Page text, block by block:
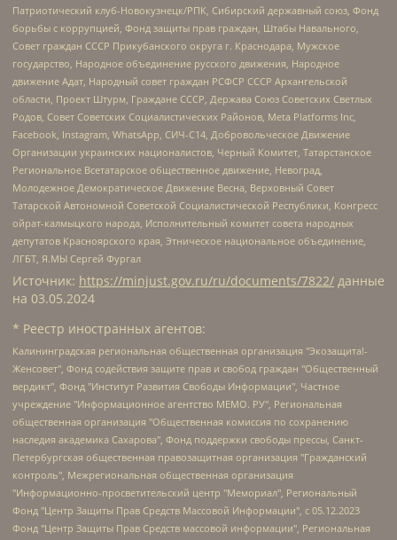
Патриотический клуб-Новокузнецк/РПК, Сибирский державный союз, Фонд
борьбы с коррупцией, Фонд защиты прав граждан, Штабы Навального,
Совет граждан СССР Прикубанского округа г. Краснодара, Мужское
государство, Народное объединение русского движения, Народное
движение Адат, Народный совет граждан РСФСР СССР Архангельской
области, Проект Штурм, Граждане СССР, Держава Союз Советских Светлых
Родов, Совет Советских Социалистических Районов, Meta Platforms Inc,
Facebook, Instagram, WhatsApp, СИЧ-С14, Добровольческое Движение
Организации украинских националистов, Черный Комитет, Татарстанское
Региональное Всетатарское общественное движение, Невоград,
Молодежное Демократическое Движение Весна, Верховный Совет
Татарской Автономной Советской Социалистической Республики, Конгресс
ойрат-калмыцкого народа, Исполнительный комитет совета народных
депутатов Красноярского края, Этническое национальное объединение,
ЛГБТ, Я.МЫ Сергей Фургал
Источник: https://minjust.gov.ru/ru/documents/7822/ данные
на 03.05.2024
* Реестр иностранных агентов:
Калининградская региональная общественная организация "Экозащита!-Женсовет", Фонд содействия защите прав и свобод граждан "Общественный вердикт", Фонд "Институт Развития Свободы Информации", Частное учреждение "Информационное агентство МЕМО. РУ", Региональная общественная организация "Общественная комиссия по сохранению наследия академика Сахарова", Фонд поддержки свободы прессы, Санкт-Петербургская общественная правозащитная организация "Гражданский контроль", Межрегиональная общественная организация "Информационно-просветительский центр "Мемориал", Региональный Фонд "Центр Защиты Прав Средств Массовой Информации", с 05.12.2023 Фонд "Центр Защиты Прав Средств массовой информации", Региональная общественная благотворительная организация помощи беженцам и мигрантам "Гражданское содействие", Негосударственное образовательное учреждение дополнительного профессионального образования (повышение квалификации) специалистов "АКАДЕМИЯ ПО ПРАВАМ ЧЕЛОВЕКА", Свердловская региональная общественная организация "Сутяжник", Автономная некоммерческая организация "Центр независимых социологических исследований", Союз общественных объединений "Российский исследовательский центр по правам человека", Региональное общественное учреждение научно-информационный центр "МЕМОРИАЛ", Некоммерческая организация "Фонд защиты гласности", Автономная некоммерческая организация "Институт прав человека", Городская общественная организация "Екатеринбургское общество "МЕМОРИАЛ", Городская общественная организация "Рязанское историко-просветительское и правозащитное общество "Мемориал" (Рязанский Мемориал), Челябинский региональный орган общественной самодеятельности – женское общественное объединение "Женщины Евразии", Челябинский региональный орган общественной самодеятельности "Уральская правозащитная группа", Фонд содействия защите здоровья и социальной справедливости имени Андрея Рылькова, Автономная Некоммерческая Организация "Аналитический Центр Юрия Левады", Автономная некоммерческая организация социальной поддержки населения "Проект Апрель", Региональная общественная организация помощи женщинам и детям, находящимся в кризисной ситуации "Информационно-методический центр "Анна", Фонд содействия развитию массовых коммуникаций и правовому просвещению "Так-так-Так", Фонд содействия устойчивому развитию "Серебряная тайга", Свердловский региональный общественный фонд социальных проектов "Новое время", "Idel.Реалии", Кавказ.Реалии, Крым.Реалии, Телеканал Настоящее Время, Татаро-башкирская служба Радио Свобода (Azatliq Radiosi), Радио Свободная Европа/Радио Свобода (PCE/PC), "Сибирь.Реалии", "Фактограф", Благотворительный фонд помощи осужденным и их семьям, Автономная некоммерческая организация "Институт глобализации и социальных движений", Фонд "В защиту прав заключенных", Частное учреждение "Центр поддержки и содействия развитию средств массовой информации", Пензенский региональный общественный благотворительный фонд "Гражданский союз", "Север.Реалии", Некоммерческая организация Фонд "Правовая инициатива", Общество с ограниченной ответственностью "Радио Свободная Европа/Радио Свобода", Чешское информационное агентство "MEDIUM-ORIENT", Красноярская региональная общественная организация "Мы против СПИДа", Камалягин Денис Николаевич, Маркелов Сергей Евгеньевич, Пономарев Лев Александрович, Савицкая Людмила Алексеевна, Автономная некоммерческая организация "Центр по работе с проблемой насилия "НАСИЛИЮ.НЕТ", Межрегиональный профессиональный союз работников здравоохранения "Альянс врачей", Юридическое лицо, зарегистрированное в Латвийской Республике, SIA "Medusa Project" (регистрационный номер 40103797863, дата регистрации 10.06.2014), Некоммерческая организация "Фонд по борьбе с коррупцией", Автономная некоммерческая организация "Институт права и публичной политики", Баданин Роман Сергеевич, Гликин Максим Александрович, Железнова Мария Михайловна, Лукьянова Юлия Сергеевна, Маетная Елизавета Витальевна, Маняхин Петр Борисович, Чуракова Ольга Владимировна, Ярош Юлия Петровна, Юридическое лицо "The Insider SIA", зарегистрированное в Риге, Латвийская Республика (дата регистрации 26.06.2015), являющееся администратором доменного имени интернет-издания "The Insider SIA", https://theins.ru, Постернак Алексей Евгеньевич, Рубин Михаил Аркадьевич, Анин Роман Александрович, Юридическое лицо Istories fonds, зарегистрированное в Латвийской Республике (регистрационный номер 50008295751, дата регистрации 24.02.2020), Великовский Дмитрий Александрович, Долинина Ирина Николаевна, Мароховская Алеся Алексеевна, Шлейнов Роман Юрьевич, Шмагун Олеся Валентиновна, Общество с ограниченной ответственностью "Альтаир 2021", Общество с ограниченной ответственностью "Вега 2021", Общество с ограниченной ответственностью "Главный редактор 2021", Общество с ограниченной ответственностью "Ромашки монолит", Важенков Артем Валерьевич, Ивановская областная общественная организация "Центр гендерных исследований", Гурман Юрий Альбертович, Медиапроект "ОВД-Инфо", Егоров Владимир Владимирович, Жилинский Владимир Александрович, Общество с ограниченной ответственностью "ЗП", Иванова София Юрьевна, Карезина Инна Павловна, Кильтау Екатерина Викторовна, Петров Алексей Викторович, Пискунов Сергей Евгеньевич, Смирнов Сергей Сергеевич, Тихонов Михаил Сергеевич, Общество с ограниченной ответственностью "ЖУРНАЛИСТ-ИНОСТРАННЫЙ АГЕНТ", Арапова Галина Юрьевна, Вольтская Татьяна Анатольевна, Американская компания "Mason G.E.S. Anonymous Foundation" (США), являющаяся владельцем интернет-издания https://mnews.world/, Компания "Stichting Bellingcat", зарегистрированная в Нидерландах (дата регистрации 11.07.2018), Захаров Андрей Вячеславович, Клепиковская Екатерина Дмитриевна, Общество с ограниченной ответственностью "МЕМО", Перл Роман Александрович, Симонов Евгений Алексеевич, Соловьева Елена Анатольевна, Сотников Даниил Владимирович, Сурначева Елизавета Дмитриевна, Автономная некоммерческая организация по защите прав человека и информированию населения "Якутия – Наше Мнение", Общество с ограниченной ответственностью "Москоу диджитал медиа", с 26.01.2023 Общество с ограниченной ответственностью "Чайка Белые сады", Ветошкина Валерия Валерьевна, Заговора Максим Александрович, Межрегиональное общественное движение "Российская ЛГБТ - сеть", Оленичев Максим Владимирович, Павлов Иван Юрьевич, Скворцова Елена Сергеевна, Общество с ограниченной ответственностью "Как бы инагент", Кочетков Игорь Викторович, Общество с ограниченной ответственностью "Честные выборы", Еланчик Олег Александрович, Общество с ограниченной ответственностью "Нобелевский призыв", Гималова Регина Эмилевна, Григорьев Андрей Валерьевич, Григорьева Алина Александровна, Ассоциация по содействию защите прав призывников, альтернативнослужащих и военнослужащих "Правозащитная группа "Гражданин.Армия.Право", Хисамова Регина Фаритовна, Автономная некоммерческая организация по реализации социально-правовых программ "Лилит", Дальневосточное общественное движение "Маяк", Санкт-Петербургская ЛГБТ-инициативная группа "Выход", Инициативная группа ЛГБТ+ "Реверс", Алексеев Андрей Викторович, Бекбулатова Таисия Львовна, Беляев Иван Михайлович, Владыкина Елена Сергеевна, Гельман Марат Александрович, Никульшина Вероника Юрьевна, Толоконникова Надежда Андреевна, Шендерович Виктор Анатольевич, Общество с ограниченной ответственностью "Данное сообщение", Общество с ограниченной ответственностью Издательский дом "Новая глава", Айнбиндер Александра Александровна, Московский комьюнити-центр для ЛГБТ+инициатив, Благотворительный фонд развития филантропии, Deutsche Welle (Германия, Kurt-Schumacher-Strasse 3, 53113 Bonn), Борзунова Мария Михайловна, Воробьев Виктор Викторович, Голубева Анна Львовна, Константинова Алла Михайловна, Малкова Ирина Владимировна, Мурадов Мурад Абдулгалимович, Осетинская Елизавета Николаевна, Понасенков Евгений Николаевич, Ганапольский Матвей Юрьевич, Киселев Евгений Алексеевич, Борухович Ирина Григорьевна, Дремин Иван Тимофеевич, Дубровский Дмитрий Викторович, Красноярская региональная общественная организация поддержки и развития альтернативных образовательных технологий и межкультурных коммуникаций "ИНТЕРРА", Маяковская Екатерина Алексеевна, Фейгин Марк Захарович, Филимонов Андрей Викторович, Дзугкоева Регина Николаевна, Доброхотов Роман Александрович, Дудь Юрий Александрович, Елкин Сергей Владимирович, Кругликов Кирилл Игоревич, Сабунаева Мария Леонидовна, Семенов Алексей Владимирович, Шаинян Карен Багратович, Шульман Екатерина Михайловна, Асафьев Артур Валерьевич, Вахштайн Виктор Семенович, Венедиктов Алексей Алексеевич, Лушникова Екатерина Евгеньевна, Волков Леонид Михайлович, Невзоров Александр Глебович, Пархоменко Сергей Борисович, Сироткин Ярослав Николаевич, Кара-Мурза Владимир Владимирович, Баранова Наталья Владимировна, Гозман Леонид Яковлевич, Кагарлицкий Борис Юльевич, Климарев Михаил Валерьевич, Милов Владимир Станиславович, Автономная некоммерческая организация Краснодарский центр современного искусства "Типография", Моргенштерн Алишер Тагирович, Соболь Любовь Эдуардовна, Общество с ограниченной ответственностью "ЛИЗА НОРМ", Каспаров Гарри Кимович, Ходорковский Михаил Борисович, Общество с ограниченной ответственностью "Апрельские тезисы", Данилович Ирина Брониславовна, Кашин Олег Владимирович, Петров Николай Владимирович, Пивоваров Алексей Владимирович, Соколов Михаил Владимирович, Цветкова Юлия Владимировна, Чичваркин Евгений Александрович, Комитет против пыток/Команда против пыток, Общество с ограниченной ответственностью "Первый научный", Общество с ограниченной ответственностью "Вертолет и ко", Белоцерковская Вероника Борисовна, Кац Максим Евгеньевич, Лазарева Татьяна Юрьевна, Шаведдинов Руслан Табризович, Яшин Илья Валерьевич, Общество с ограниченной ответственностью "Иноагент ААВ", Алешковский Дмитрий Петрович, Альбац Евгения Марковна, Быков Дмитрий Львович, Галямина Юлия Евгеньевна, Лойко Сергей Леонидович, Мартынов Кирилл Константинович, Медведев Сергей Александрович, Крашенинников Федор Геннадиевич, Гордеева Катерина Вл